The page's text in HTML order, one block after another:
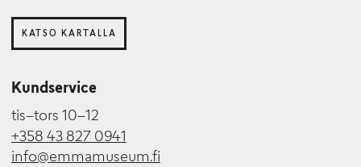
KATSO KARTALLA
Kundservice
tis–tors 10–12
+358 43 827 0941
info@emmamuseum.fi